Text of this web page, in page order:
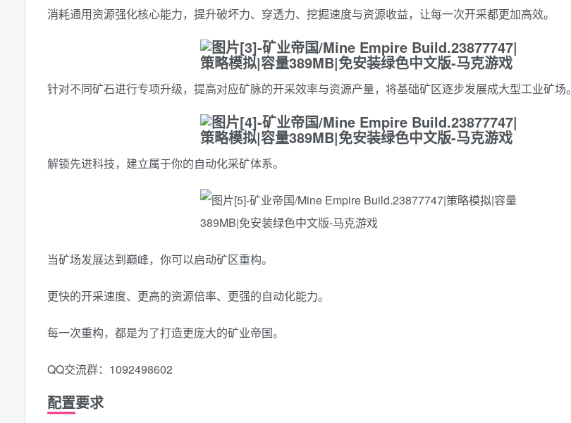
消耗通用资源强化核心能力，提升破坏力、穿透力、挖掘速度与资源收益，让每一次开采都更加高效。
针对不同矿石进行专项升级，提高对应矿脉的开采效率与资源产量，将基础矿区逐步发展成大型工业矿场。
解锁先进科技，建立属于你的自动化采矿体系。
当矿场发展达到巅峰，你可以启动矿区重构。
更快的开采速度、更高的资源倍率、更强的自动化能力。
每一次重构，都是为了打造更庞大的矿业帝国。
QQ交流群：1092498602
配置要求